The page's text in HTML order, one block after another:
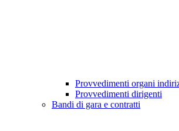
Provvedimenti organi
Provvedimenti dirigenti
Bandi di gara e contratti